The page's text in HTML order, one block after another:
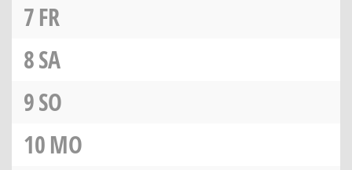
7FR
8SA
9SO
10MO